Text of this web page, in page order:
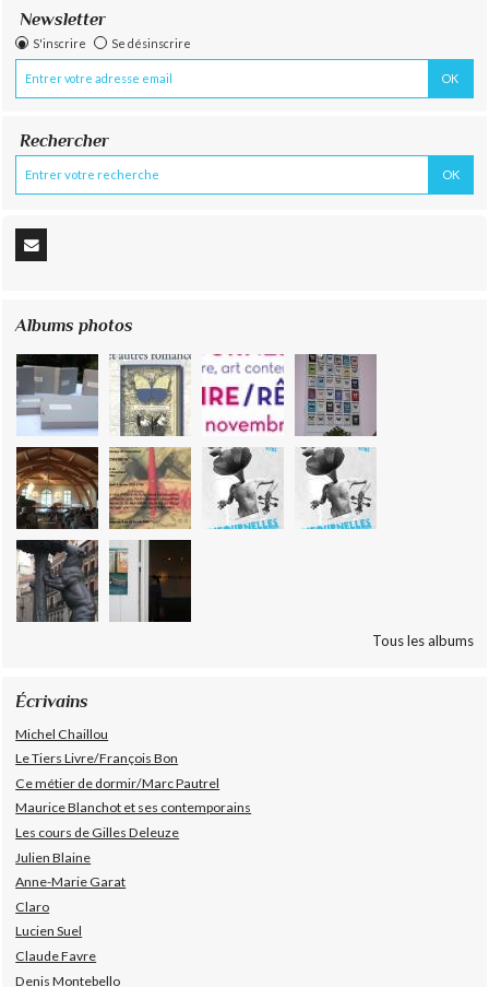
Newsletter
S'inscrire Se désinscrire
Rechercher
Albums photos
Tous les albums
Écrivains
Michel Chaillou
Le Tiers Livre/François Bon
Ce métier de dormir/Marc Pautrel
Maurice Blanchot et ses contemporains
Les cours de Gilles Deleuze
Julien Blaine
Anne-Marie Garat
Claro
Lucien Suel
Claude Favre
Denis Montebello